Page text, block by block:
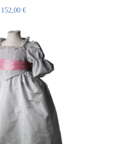
152,00 €